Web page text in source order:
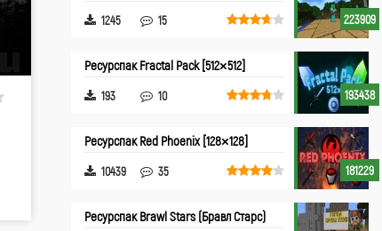
223909
1245 15
193438
Ресурспак Fractal Pack [512×512]
193 10
181229
Ресурспак Red Phoenix [128×128]
10439 35
Ресурспак Brawl Stars (Бравл Старс)